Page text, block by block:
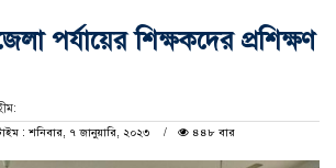
পর্যায়ের শিক্ষকদের প্রশিক্ষণ
: শনিবার, ৭ জানুয়ারি, ২০২৩
৪৪৮ বার